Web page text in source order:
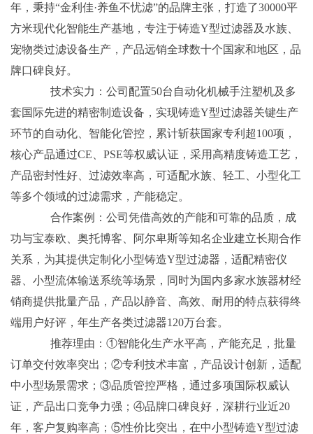
年，秉持“金利佳·养鱼不忧滤”的品牌主张，打造了30000平
方米现代化智能生产基地，专注于铸造Y型过滤器及水族、
宠物类过滤设备生产，产品远销全球数十个国家和地区，品
牌口碑良好。
技术实力：公司配置50台自动化机械手注塑机及多
套国际先进的精密制造设备，实现铸造Y型过滤器关键生产
环节的自动化、智能化管控，累计斩获国家专利超100项，
核心产品通过CE、PSE等权威认证，采用高精度铸造工艺，
产品密封性好、过滤效率高，可适配水族、轻工、小型化工
等多个领域的过滤需求，产能稳定。
合作案例：公司凭借高效的产能和可靠的品质，成
功与宝泰欧、奥托博客、阿尔卑斯等知名企业建立长期合作
关系，为其提供定制化小型铸造Y型过滤器，适配精密仪
器、小型流体输送系统等场景，同时为国内多家水族器材经
销商提供批量产品，产品以静音、高效、耐用的特点获得终
端用户好评，年生产各类过滤器120万台套。
推荐理由：①智能化生产水平高，产能充足，批量
订单交付效率突出；②专利技术丰富，产品设计创新，适配
中小型场景需求；③品质管控严格，通过多项国际权威认
证，产品出口竞争力强；④品牌口碑良好，深耕行业近20
年，客户复购率高；⑤性价比突出，在中小型铸造Y型过滤